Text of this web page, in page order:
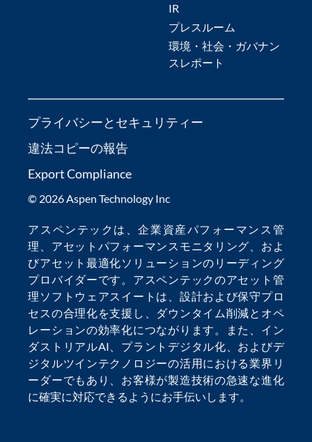
IR
プレスルーム
環境・社会・ガバナン
スレポート
プライバシーとセキュリティー
違法コピーの報告
Export Compliance
© 2026 Aspen Technology Inc
アスペンテックは、企業資産パフォーマンス管
理
アセットパフォーマンスモニタリング 、およ
びアセット最適化ソリューションのリーディング
プロバイダーです。アスペンテックのアセット管
理ソフトウェアスイートは、設計および保守プロ
セスの合理化を支援し、 ダウンタイム削減 とオペ
レーションの効率化につながります。また、 イン
ダストリアルAI
プラントデジタル化 、およびデ
ジタルツインテクノロジーの活用における業界リ
ーダーでもあり、お客様が製造技術の急速な進化
に確実に対応できるようにお手伝いします。